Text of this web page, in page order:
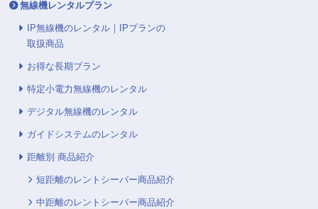
無線機レンタルプラン
IP無線機のレンタル｜IPプランの
取扱商品
お得な長期プラン
特定小電力無線機のレンタル
デジタル無線機のレンタル
ガイドシステムのレンタル
距離別 商品紹介
短距離のレントシーバー商品紹介
中距離のレントシーバー商品紹介